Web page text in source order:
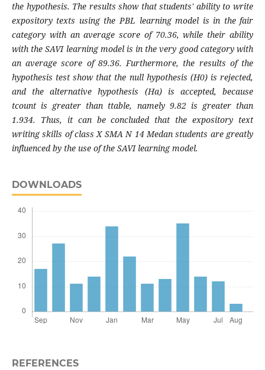
the hypothesis. The results show that students' ability to write
expository texts using the PBL learning model is in the fair
category with an average score of 70.36, while their ability
with the SAVI learning model is in the very good category with
an average score of 89.36. Furthermore, the results of the
hypothesis test show that the null hypothesis (H0) is rejected,
and the alternative hypothesis (Ha) is accepted, because
tcount is greater than ttable, namely 9.82 is greater than
1.934. Thus, it can be concluded that the expository text
writing skills of class X SMA N 14 Medan students are greatly
influenced by the use of the SAVI learning model.
DOWNLOADS
REFERENCES